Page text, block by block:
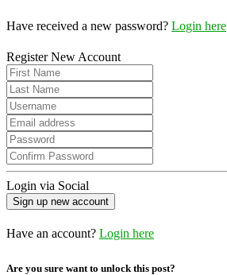
Have received a new password? Login here
Register New Account
Login via Social
Have an account? Login here
Are you sure want to unlock this post?